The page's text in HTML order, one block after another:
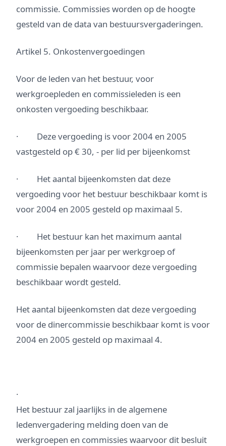
commissie. Commissies worden op de hoogte
gesteld van de data van bestuursvergaderingen.
Artikel 5. Onkostenvergoedingen
Voor de leden van het bestuur, voor
werkgroepleden en commissieleden is een
onkosten vergoeding beschikbaar.
· Deze vergoeding is voor 2004 en 2005
vastgesteld op € 30, - per lid per bijeenkomst
· Het aantal bijeenkomsten dat deze
vergoeding voor het bestuur beschikbaar komt is
voor 2004 en 2005 gesteld op maximaal 5.
· Het bestuur kan het maximum aantal
bijeenkomsten per jaar per werkgroep of
commissie bepalen waarvoor deze vergoeding
beschikbaar wordt gesteld.
Het aantal bijeenkomsten dat deze vergoeding
voor de dinercommissie beschikbaar komt is voor
2004 en 2005 gesteld op maximaal 4.
·
Het bestuur zal jaarlijks in de algemene
ledenvergadering melding doen van de
werkgroepen en commissies waarvoor dit besluit